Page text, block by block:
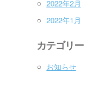
2022年2月
2022年1月
カテゴリー
お知らせ